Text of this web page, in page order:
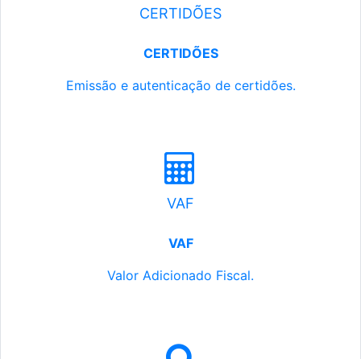
CERTIDÕES
CERTIDÕES
Emissão e autenticação de certidões.
VAF
VAF
Valor Adicionado Fiscal.